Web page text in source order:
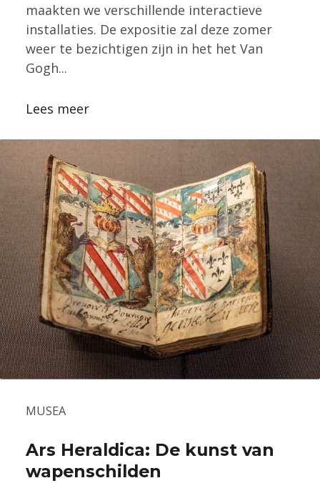
maakten we verschillende interactieve
installaties. De expositie zal deze zomer
weer te bezichtigen zijn in het het Van
Gogh...
Lees meer
MUSEA
Ars Heraldica: De kunst van
wapenschilden